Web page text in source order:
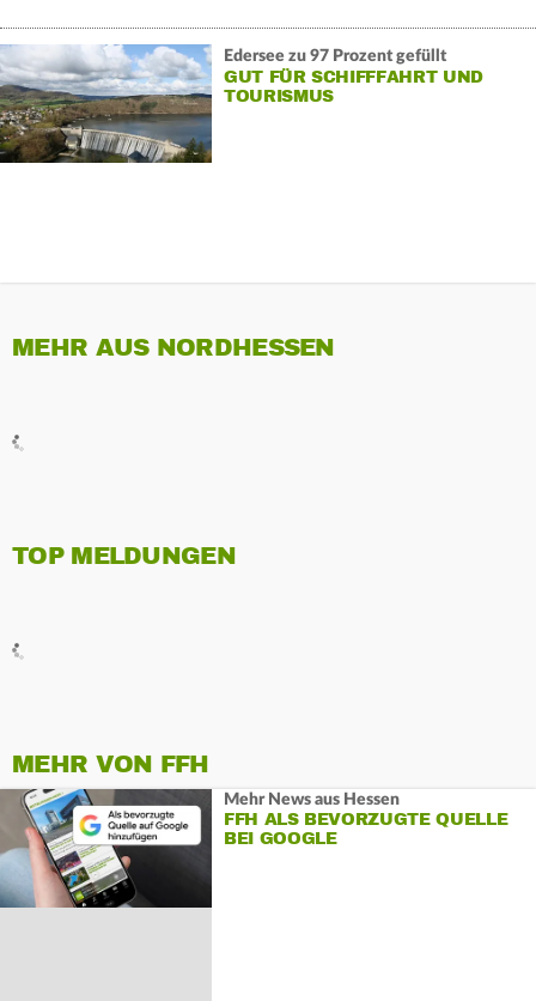
Edersee zu 97 Prozent gefüllt
GUT FÜR SCHIFFFAHRT UND
TOURISMUS
MEHR AUS NORDHESSEN
TOP MELDUNGEN
MEHR VON FFH
Mehr News aus Hessen
FFH ALS BEVORZUGTE QUELLE
BEI GOOGLE